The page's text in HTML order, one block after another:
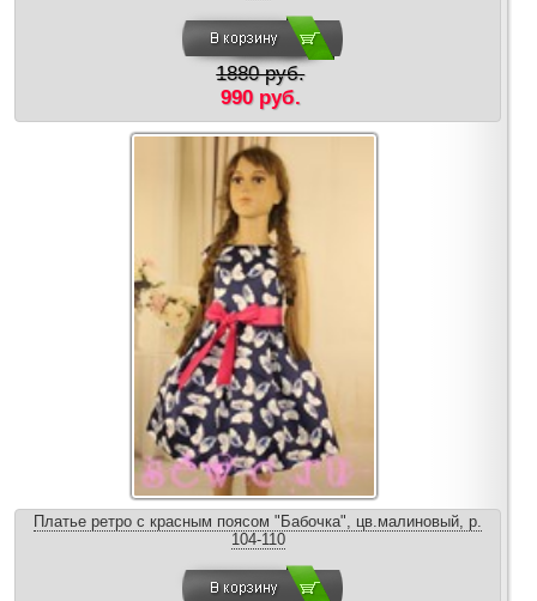
1880 руб.
990 руб.
Платье ретро с красным поясом "Бабочка", цв.малиновый, р.
104-110